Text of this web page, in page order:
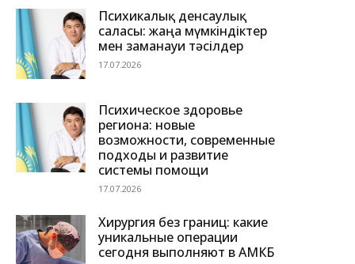
Психикалық денсаулық
саласы: жаңа мүмкіндіктер
мен заманауи тәсілдер
17.07.2026
Психическое здоровье
региона: новые
возможности, современные
подходы и развитие
системы помощи
17.07.2026
Хирургия без границ: какие
уникальные операции
сегодня выполняют в АМКБ